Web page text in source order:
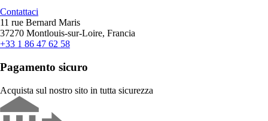
Contattaci
11 rue Bernard Maris
37270 Montlouis-sur-Loire, Francia
+33 1 86 47 62 58
Pagamento sicuro
Acquista sul nostro sito in tutta sicurezza